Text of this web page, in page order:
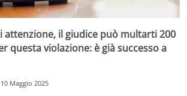
attenzione, il giudice può multarti 200
questa violazione: è già successo a
10 Maggio 2025